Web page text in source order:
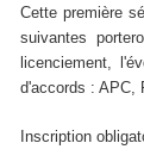
Cette première
suivantes
licenciement,
d'accords : APC,
Inscription